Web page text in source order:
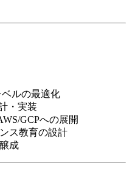
ルの最適化
・実装
GCPへの展開
ス教育の設計
成